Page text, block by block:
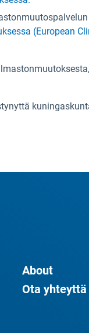
(European
About
Ota yhteyttä